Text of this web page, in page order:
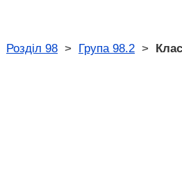
Розділ 98 > Група 98.2 >